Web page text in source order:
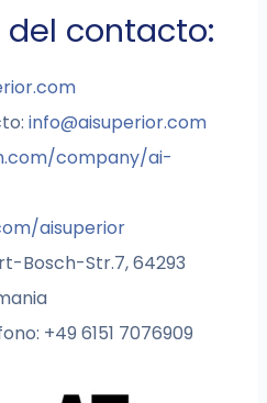
contacto:
info@aisuperior.com
company/ai-
aisuperior
Bosch-Str.7, 64293
+49 6151 7076909